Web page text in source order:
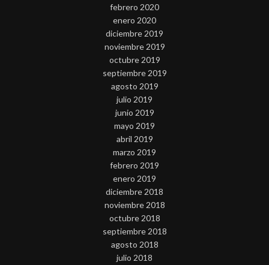
febrero 2020
enero 2020
diciembre 2019
noviembre 2019
octubre 2019
septiembre 2019
agosto 2019
julio 2019
junio 2019
mayo 2019
abril 2019
marzo 2019
febrero 2019
enero 2019
diciembre 2018
noviembre 2018
octubre 2018
septiembre 2018
agosto 2018
julio 2018